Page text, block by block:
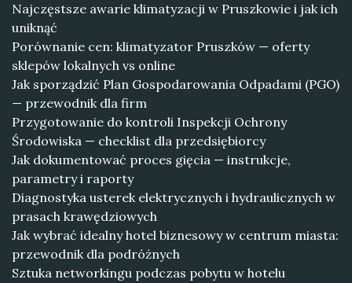
Najczęstsze awarie klimatyzacji w Pruszkowie i jak ich
uniknąć
Porównanie cen: klimatyzator Pruszków — oferty
sklepów lokalnych vs online
Jak sporządzić Plan Gospodarowania Odpadami (PGO)
— przewodnik dla firm
Przygotowanie do kontroli Inspekcji Ochrony
Środowiska — checklist dla przedsiębiorcy
Jak dokumentować proces gięcia — instrukcje,
parametry i raporty
Diagnostyka usterek elektrycznych i hydraulicznych w
prasach krawędziowych
Jak wybrać idealny hotel biznesowy w centrum miasta:
przewodnik dla podróżnych
Sztuka networkingu podczas pobytu w hotelu